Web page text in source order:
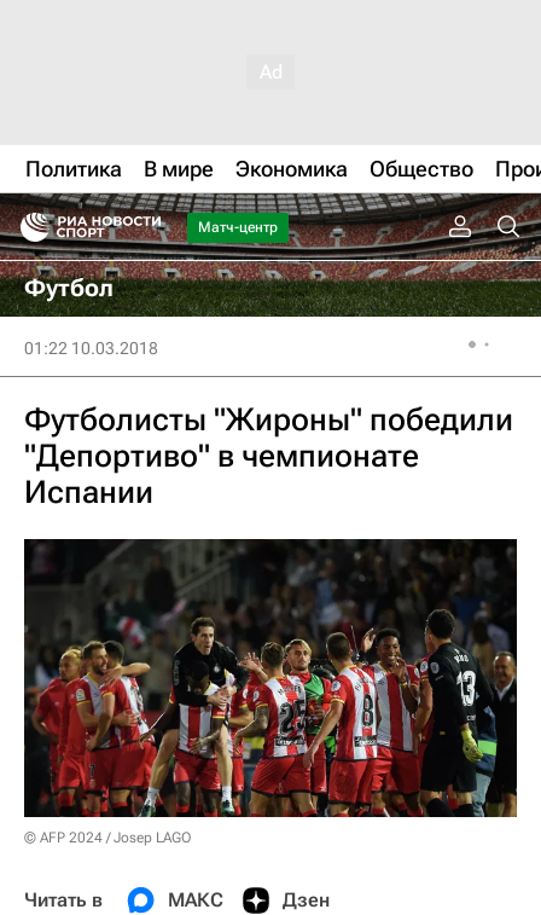
Политика В мире Экономика Общество
Матч-центр
Футбол
01:22 10.03.2018
Футболисты "Жироны" победили
"Депортиво" в чемпионате
Испании
© AFP 2024 / Josep LAGO
Читать в МАКС Дзен